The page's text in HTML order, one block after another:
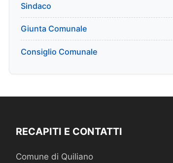
Sindaco
Giunta Comunale
Consiglio Comunale
RECAPITI E CONTATTI
Comune di Quiliano